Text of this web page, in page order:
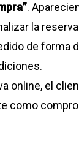
.
la
de forma
online, el
como